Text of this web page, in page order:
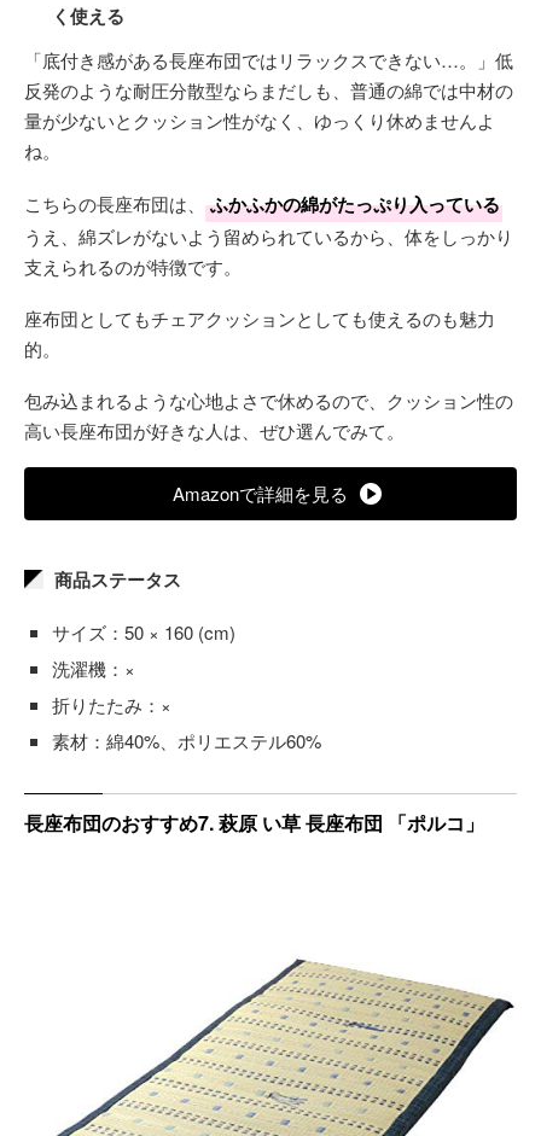
く使える
「底付き感がある長座布団ではリラックスできない…。」低
反発のような耐圧分散型ならまだしも、普通の綿では中材の
量が少ないとクッション性がなく、ゆっくり休めませんよ
ね。
こちらの長座布団は、 ふかふかの綿がたっぷり入っている
うえ、綿ズレがないよう留められているから、体をしっかり
支えられるのが特徴です。
座布団としてもチェアクッションとしても使えるのも魅力
的。
包み込まれるような心地よさで休めるので、クッション性の
高い長座布団が好きな人は、ぜひ選んでみて。
Amazonで詳細を見る
商品ステータス
サイズ：50 × 160 (cm)
洗濯機：×
折りたたみ：×
素材：綿40%、ポリエステル60%
長座布団のおすすめ7. 萩原 い草 長座布団 「ポルコ」